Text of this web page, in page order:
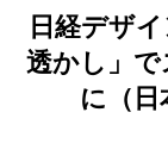
日経デザ
透かし」
に（日